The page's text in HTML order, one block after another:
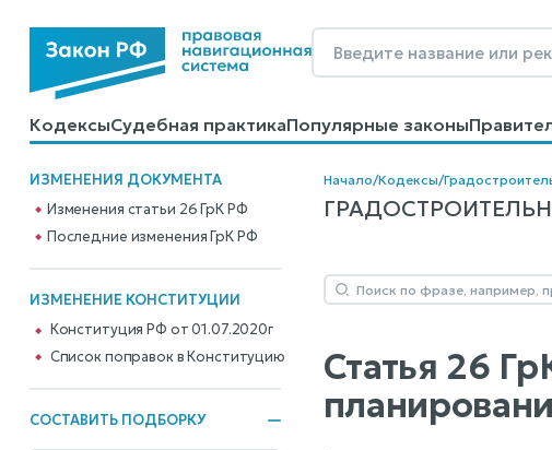
КодексыСудебная практикаПопулярные законы
КалькуляторыСправочные материалыОбразцы
ИЗМЕНЕНИЯ ДОКУМЕНТА
Изменения статьи 26 ГрК РФ
Последние изменения ГрК РФ
ИЗМЕНЕНИЕ КОНСТИТУЦИИ
Конституция РФ от 01.07.2020г
Cписок поправок в Конституцию
СОСТАВИТЬ ПОДБОРКУ
Начало/Кодексы/
Статья 26